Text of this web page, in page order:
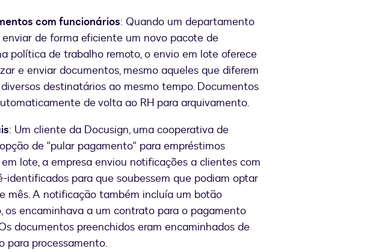
com funcionários: Quando um departamento
de forma eficiente um novo pacote de
política de trabalho remoto, o envio em lote oferece
e enviar documentos, mesmo aqueles que diferem
destinatários ao mesmo tempo. Documentos
de volta ao RH para arquivamento.
: Um cliente da Docusign, uma cooperativa de
de "pular pagamento" para empréstimos
lote, a empresa enviou notificações a clientes com
identificados para que soubessem que podiam optar
mês. A notificação também incluía um botão
os encaminhava a um contrato para o pagamento
documentos preenchidos eram encaminhados de
para processamento.